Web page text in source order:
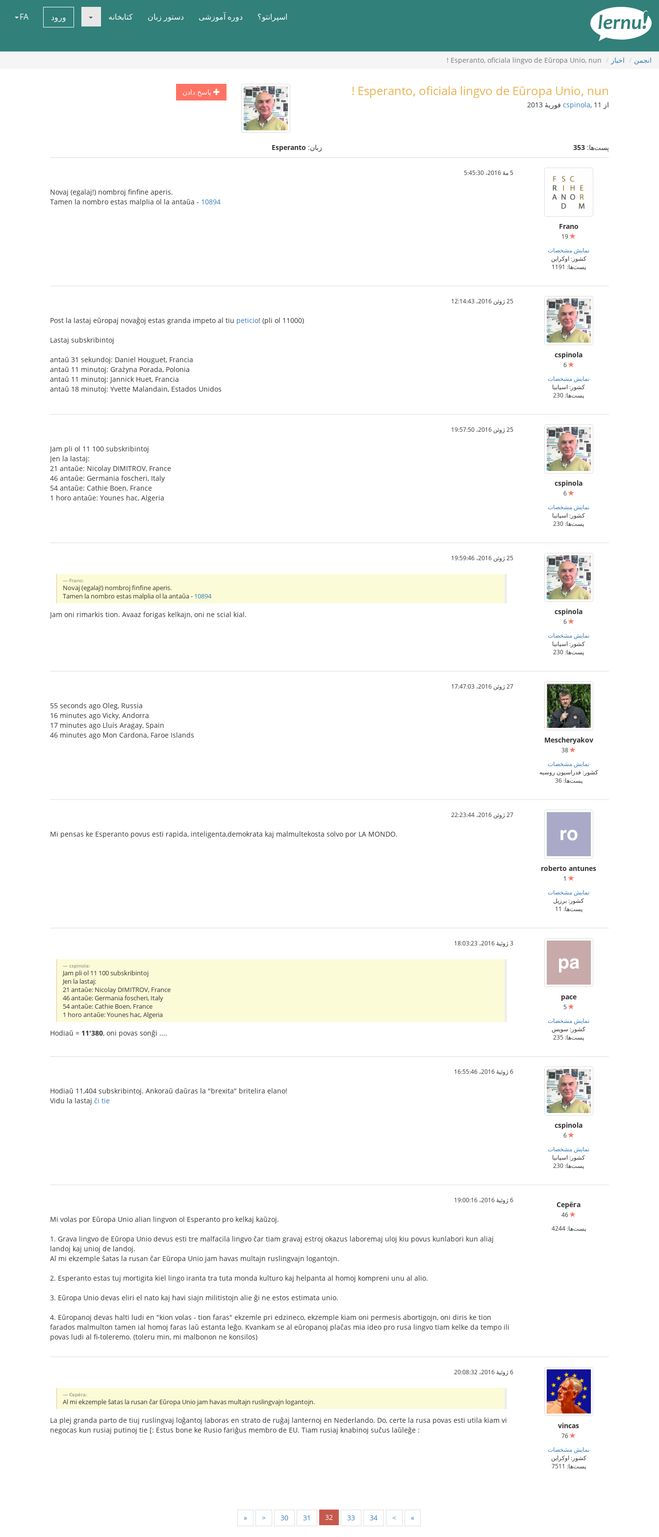
محتوا
اسپرانتو؟ دوره آموزشی دستور زبان کتابخانه ورود FA
انجمن اخبار Esperanto, oficiala lingvo de Eŭropa Unio, nun !
پاسخ دادن Esperanto, oficiala lingvo de Eŭropa Unio, nun !
از cspinola, 11 فوریهٔ 2013
پست‌ها: 353 زبان: Esperanto
Frano
نمایش مشخصات
کشور: اوکراین
پست‌ها: 1191
5 مهٔ 2016،‏ 5:45:30
Novaj (egalaj!) nombroj finfine aperis.
Tamen la nombro estas malplia ol la antaŭa - 10894
cspinola
6
نمایش مشخصات
کشور: اسپانیا
پست‌ها: 230
25 ژوئن 2016،‏ 12:14:43
Post la lastaj eŭropaj novaĝoj estas granda impeto al tiu peticio! (pli ol 11000)
Lastaj subskribintoj
antaŭ 31 sekundoj: Daniel Houguet, Francia
antaŭ 11 minutoj: Grażyna Porada, Polonia
antaŭ 11 minutoj: Jannick Huet, Francia
antaŭ 18 minutoj: Yvette Malandain, Estados Unidos
cspinola
6
نمایش مشخصات
کشور: اسپانیا
پست‌ها: 230
25 ژوئن 2016،‏ 19:57:50
Jam pli ol 11 100 subskribintoj
Jen la lastaj:
21 antaŭe: Nicolay DIMITROV, France
46 antaŭe: Germania foscheri, Italy
54 antaŭe: Cathie Boen, France
1 horo antaŭe: Younes hac, Algeria
cspinola
6
نمایش مشخصات
کشور: اسپانیا
پست‌ها: 230
25 ژوئن 2016،‏ 19:59:46
Frano:
Novaj (egalaj!) nombroj finfine aperis.
Tamen la nombro estas malplia ol la antaŭa - 10894
Jam oni rimarkis tion. Avaaz forigas kelkajn, oni ne scial kial.
Mescheryakov
نمایش مشخصات
کشور: فدراسیون روسیه
پست‌ها: 36
27 ژوئن 2016،‏ 17:47:03
55 seconds ago Oleg, Russia
16 minutes ago Vicky, Andorra
17 minutes ago Lluís Aragay, Spain
46 minutes ago Mon Cardona, Faroe Islands
roberto antunes
نمایش مشخصات
کشور: برزیل
پست‌ها: 11
27 ژوئن 2016،‏ 22:23:44
Mi pensas ke Esperanto povus esti rapida, inteligenta,demokrata kaj malmultekosta solvo por LA MONDO.
pace
5
نمایش مشخصات
کشور: سویس
پست‌ها: 235
3 ژوئیهٔ 2016،‏ 18:03:23
cspinola:
Jam pli ol 11 100 subskribintoj
Jen la lastaj:
21 antaŭe: Nicolay DIMITROV, France
46 antaŭe: Germania foscheri, Italy
54 antaŭe: Cathie Boen, France
1 horo antaŭe: Younes hac, Algeria
Hodiaŭ = 11'380, oni povas sonĝi ....
cspinola
6
نمایش مشخصات
کشور: اسپانیا
پست‌ها: 230
6 ژوئیهٔ 2016،‏ 16:55:46
Hodiaŭ 11,404 subskribintoj. Ankoraŭ daŭras la "brexita" britelira elano!
Vidu la lastaj ĉi tie
Серёга
پست‌ها: 4244
6 ژوئیهٔ 2016،‏ 19:00:16
Mi volas por Eŭropa Unio alian lingvon ol Esperanto pro kelkaj kaŭzoj.
1. Grava lingvo de Eŭropa Unio devus esti tre malfacila lingvo ĉar tiam gravaj estroj okazus laboremaj uloj kiu povus kunlabori kun aliaj
landoj kaj unioj de landoj.
Al mi ekzemple ŝatas la rusan ĉar Eŭropa Unio jam havas multajn ruslingvajn logantojn.
2. Esperanto estas tuj mortigita kiel lingo iranta tra tuta monda kulturo kaj helpanta al homoj kompreni unu al alio.
3. Eŭropa Unio devas eliri el nato kaj havi siajn militistojn alie ĝi ne estos estimata unio.
4. Eŭropanoj devas halti ludi en "kion volas - tion faras" ekzemle pri edzineco, ekzemple kiam oni permesis abortigojn, oni diris ke tion
farados malmulton tamen ial homoj faras laŭ estanta leĝo. Kvankam se al eŭropanoj plaĉas mia ideo pro rusa lingvo tiam kelke da tempo ili
povas ludi al fi-toleremo. (toleru min, mi malbonon ne konsilos)
vincas
نمایش مشخصات
کشور: اوکراین
پست‌ها: 7511
6 ژوئیهٔ 2016،‏ 20:08:32
Серёга:
Al mi ekzemple ŝatas la rusan ĉar Eŭropa Unio jam havas multajn ruslingvajn logantojn.
La plej granda parto de tiuj ruslingvaj loĝantoj laboras en strato de ruĝaj lanternoj en Nederlando. Do, certe la rusa povas esti utila kiam vi
negocas kun rusiaj putinoj tie [: Estus bone ke Rusio fariĝus membro de EU. Tiam rusiaj knabinoj suĉus laŭleĝe :
« < 30 31 32 33 34 > »